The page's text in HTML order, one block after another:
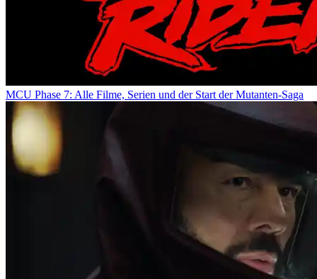
MCU Phase 7: Alle Filme, Serien und der Start der Mutanten-Saga